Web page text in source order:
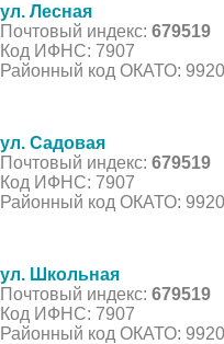
ул. Лесная
Почтовый индекс: 679519
Код ИФНС: 7907
Районный код ОКАТО:
ул. Садовая
Почтовый индекс: 679519
Код ИФНС: 7907
Районный код ОКАТО:
ул. Школьная
Почтовый индекс: 679519
Код ИФНС: 7907
Районный код ОКАТО: